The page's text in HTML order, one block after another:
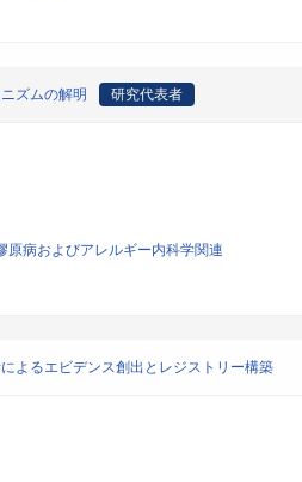
ズムの解明 研究代表者
原病およびアレルギー内科学関連
よるエビデンス創出とレジストリー構築